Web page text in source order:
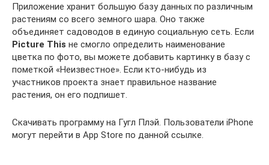
Приложение хранит большую базу данных по различным
растениям со всего земного шара. Оно также
объединяет садоводов в единую социальную сеть. Если
Picture This не смогло определить наименование
цветка по фото, вы можете добавить картинку в базу с
пометкой «Неизвестное». Если кто-нибудь из
участников проекта знает правильное название
растения, он его подпишет.
Скачивать программу на Гугл Плэй. Пользователи iPhone
могут перейти в App Store по данной ссылке.